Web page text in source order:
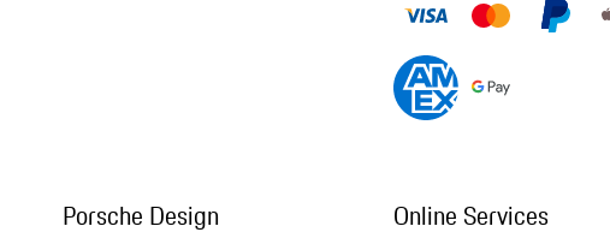
Porsche Design Online Services